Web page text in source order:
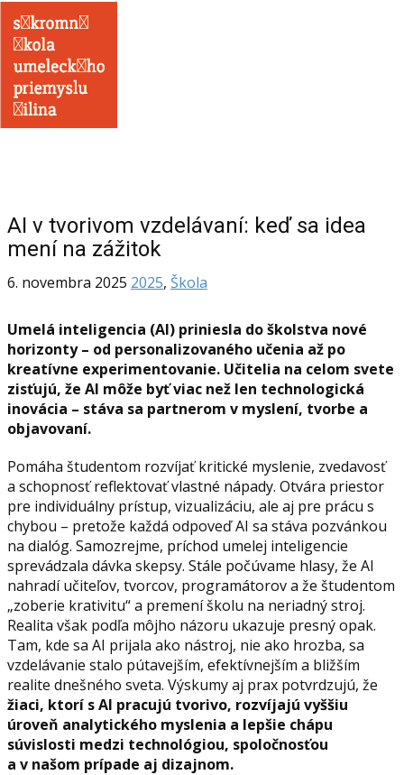
AI v tvorivom vzdelávaní: keď sa idea
mení na zážitok
6. novembra 2025 2025, Škola
Umelá inteligencia (AI) priniesla do školstva nové
horizonty – od personalizovaného učenia až po
kreatívne experimentovanie. Učitelia na celom svete
zisťujú, že AI môže byť viac než len technologická
inovácia – stáva sa partnerom v myslení, tvorbe a
objavovaní.
Pomáha študentom rozvíjať kritické myslenie, zvedavosť
a schopnosť reflektovať vlastné nápady. Otvára priestor
pre individuálny prístup, vizualizáciu, ale aj pre prácu s
chybou – pretože každá odpoveď AI sa stáva pozvánkou
na dialóg. Samozrejme, príchod umelej inteligencie
sprevádzala dávka skepsy. Stále počúvame hlasy, že AI
nahradí učiteľov, tvorcov, programátorov a že študentom
„zoberie krativitu“ a premení školu na neriadný stroj.
Realita však podľa môjho názoru ukazuje presný opak.
Tam, kde sa AI prijala ako nástroj, nie ako hrozba, sa
vzdelávanie stalo pútavejším, efektívnejším a bližším
realite dnešného sveta. Výskumy aj prax potvrdzujú, že
žiaci, ktorí s AI pracujú tvorivo, rozvíjajú vyššiu
úroveň analytického myslenia a lepšie chápu
súvislosti medzi technológiou, spoločnosťou
a v našom prípade aj dizajnom.